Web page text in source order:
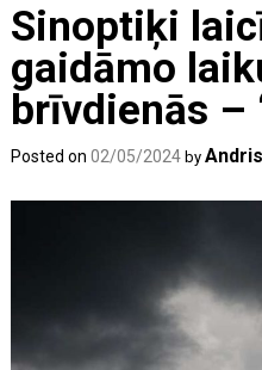
Sinoptiķi
gaidāmo
brīvdienās –
Posted on02/05/2024 by